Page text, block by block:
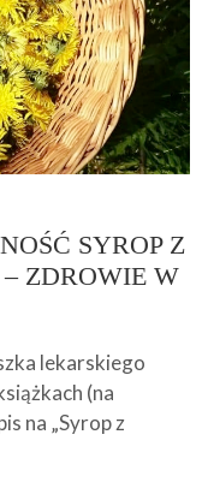
SYROP Z
ZDROWIE W
lekarskiego
(na
na „Syrop z